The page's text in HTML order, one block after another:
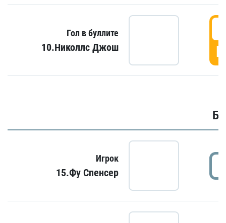
Гол в буллите
10.Николлс Джош
Игрок
15.Фу Спенсер